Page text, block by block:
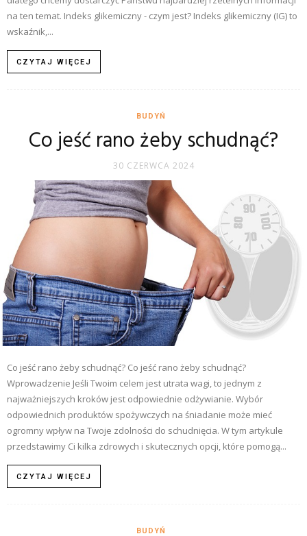
na ten temat. Indeks glikemiczny - czym jest? Indeks glikemiczny (IG) to
wskaźnik,...
CZYTAJ WIĘCEJ
BUDYŃ
Co jeść rano żeby schudnąć?
30 CZERWCA 2024
Co jeść rano żeby schudnąć? Co jeść rano żeby schudnąć?
Wprowadzenie Jeśli Twoim celem jest utrata wagi, to jednym z
najważniejszych kroków jest odpowiednie odżywianie. Wybór
odpowiednich produktów spożywczych na śniadanie może mieć
ogromny wpływ na Twoje zdolności do schudnięcia. W tym artykule
przedstawimy Ci kilka zdrowych i skutecznych opcji, które pomogą...
CZYTAJ WIĘCEJ
BUDYŃ